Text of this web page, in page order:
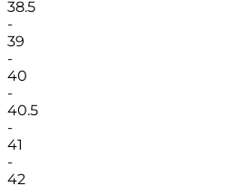
38.5
-
39
-
40
-
40.5
-
41
-
42